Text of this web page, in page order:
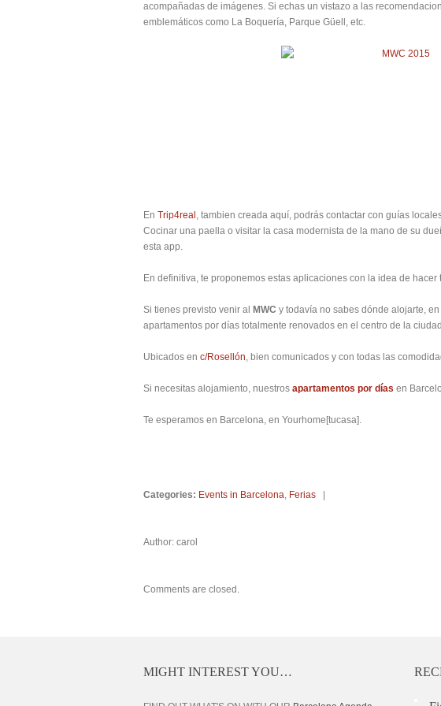
acompañadas de imágenes. Si echas un vistazo a las
emblemáticos como La Boquería, Parque Güell, etc.
En Trip4real , tambien creada aquí, podrás contactar con guías
Cocinar una paella o visitar la casa modernista de la mano de su
esta app.
En definitiva, te proponemos estas aplicaciones con la idea de
Si tienes previsto venir al MWC y todavía no sabes dónde alojarte, en
apartamentos por días totalmente renovados en el centro de la
Ubicados en c/Rosellón, bien comunicados y con todas las
Si necesitas alojamiento, nuestros apartamentos por días en
Te esperamos en Barcelona, en Yourhome[tucasa].
Categories: Events in Barcelona, Ferias
Author: carol
Comments are closed.
MIGHT INTEREST YOU…